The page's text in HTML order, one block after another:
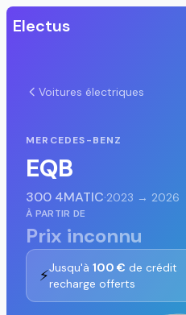
Electus
Voitures électriques
MERCEDES-BENZ
EQB
300 4MATIC·2023 → 2026
À PARTIR DE
Prix inconnu
⚡Jusqu'à 100 € de crédit
recharge offerts